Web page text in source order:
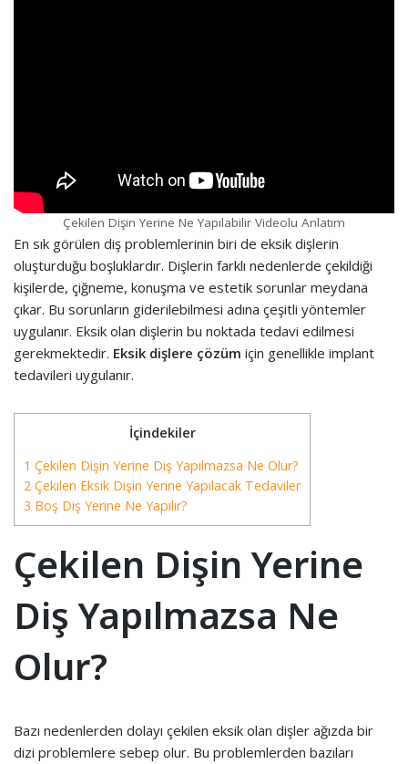
Çekilen Dişin Yerine Ne Yapılabilir Videolu Anlatım
En sık görülen diş problemlerinin biri de eksik dişlerin
oluşturduğu boşluklardır. Dişlerin farklı nedenlerde çekildiği
kişilerde, çiğneme, konuşma ve estetik sorunlar meydana
çıkar. Bu sorunların giderilebilmesi adına çeşitli yöntemler
uygulanır. Eksik olan dişlerin bu noktada tedavi edilmesi
gerekmektedir. Eksik dişlere çözüm için genellikle implant
tedavileri uygulanır.
İçindekiler
1 Çekilen Dişin Yerine Diş Yapılmazsa Ne Olur?
2 Çekilen Eksik Dişin Yerine Yapılacak Tedaviler
3 Boş Diş Yerine Ne Yapılır?
Çekilen Dişin Yerine
Diş Yapılmazsa Ne
Olur?
Bazı nedenlerden dolayı çekilen eksik olan dişler ağızda bir
dizi problemlere sebep olur. Bu problemlerden bazıları